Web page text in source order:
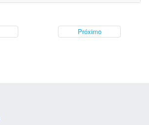
Próximo